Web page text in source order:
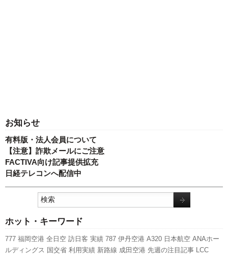
お知らせ
有料版・法人会員について
【注意】詐欺メールにご注意
FACTIVA向け記事提供拡充
日経テレコンへ配信中
ホット・キーワード
777 福岡空港 全日空 訪日客 実績 787 伊丹空港 A320 日本航空 ANAホー
ルディングス 国交省 利用実績 新路線 成田空港 先週の注目記事 LCC